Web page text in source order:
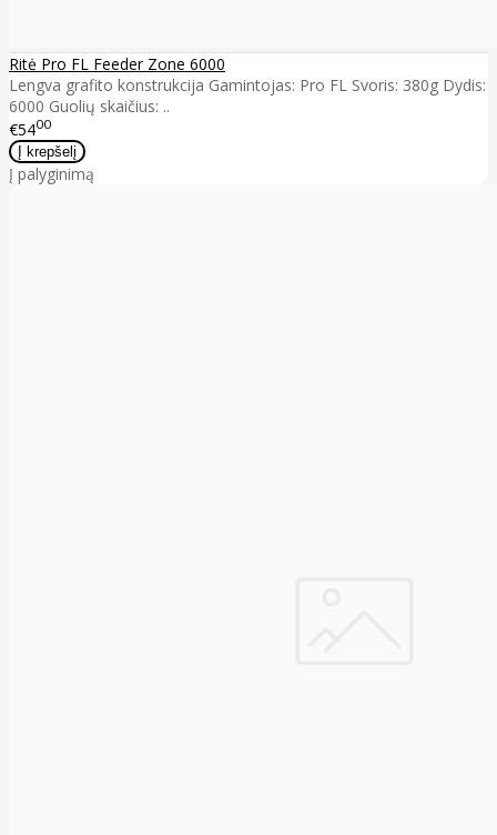
Ritė Pro FL Feeder Zone 6000
Lengva grafito konstrukcija Gamintojas: Pro FL Svoris: 380g Dydis:
6000 Guolių skaičius: ..
€5400
Į palyginimą